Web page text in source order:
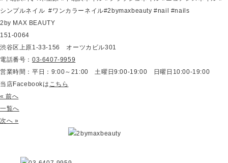
シンプルネイル #ワンカラーネイル#2bymaxbeauty #nail #nails
2by MAX BEAUTY
151-0064
渋谷区上原1-33-156 オーツカビル301
電話番号： 03-6407-9959
営業時間：平日：9:00～21:00 土曜日9:00-19:00 日曜日10:00-19:00
当店Facebookは こちら
« 前へ
一覧へ
次へ »